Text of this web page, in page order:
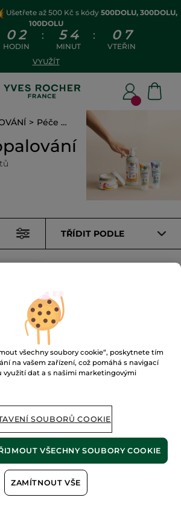
Ušetřete až 500 Kč s kódy 500DOLU, 300DOLU,
100DOLU
0 2
HODIN
: 5 4
MINUT
: 0 7
VTEŘIN
VYUŽÍT
Péče po opalování
TŘÍDIT PODLE
po
všechny soubory cookie“, poskytnete tím
na vašem zařízení, což pomáhá s navigací
využití dat a s našimi marketingovými
SOUBORŮ COOKIE
ZAMÍTNOUT VŠE
VŠECHNY SOUBORY COOKIE